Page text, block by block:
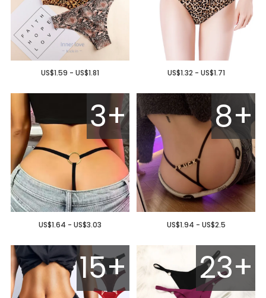
US$1.59 - US$1.81 US$1.32 - US$1.71
3+
US$1.64 - US$3.03
8+
US$1.94 - US$2.5
15+ 23+